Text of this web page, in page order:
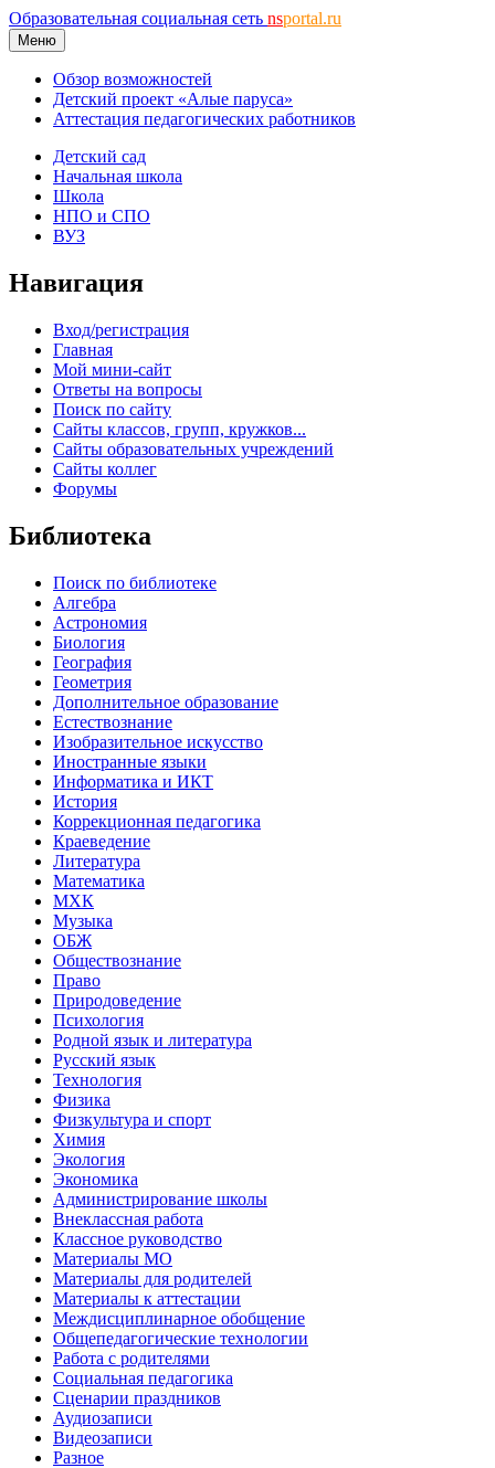
Образовательная социальная сеть nsportal.ru
Меню
Обзор возможностей
Детский проект «Алые паруса»
Аттестация педагогических работников
Детский сад
Начальная школа
Школа
НПО и СПО
ВУЗ
Навигация
Вход/регистрация
Главная
Мой мини-сайт
Ответы на вопросы
Поиск по сайту
Сайты классов, групп, кружков...
Сайты образовательных учреждений
Сайты коллег
Форумы
Библиотека
Поиск по библиотеке
Алгебра
Астрономия
Биология
География
Геометрия
Дополнительное образование
Естествознание
Изобразительное искусство
Иностранные языки
Информатика и ИКТ
История
Коррекционная педагогика
Краеведение
Литература
Математика
МХК
Музыка
ОБЖ
Обществознание
Право
Природоведение
Психология
Родной язык и литература
Русский язык
Технология
Физика
Физкультура и спорт
Химия
Экология
Экономика
Администрирование школы
Внеклассная работа
Классное руководство
Материалы МО
Материалы для родителей
Материалы к аттестации
Междисциплинарное обобщение
Общепедагогические технологии
Работа с родителями
Социальная педагогика
Сценарии праздников
Аудиозаписи
Видеозаписи
Разное